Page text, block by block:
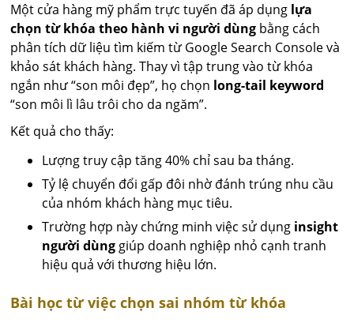
Một cửa hàng mỹ phẩm trực tuyến đã áp dụng lựa
chọn từ khóa theo hành vi người dùng bằng cách
phân tích dữ liệu tìm kiếm từ Google Search Console và
khảo sát khách hàng. Thay vì tập trung vào từ khóa
ngắn như “son môi đẹp”, họ chọn long-tail keyword
“son môi lì lâu trôi cho da ngăm”.
Kết quả cho thấy:
Lượng truy cập tăng 40% chỉ sau ba tháng.
Tỷ lệ chuyển đổi gấp đôi nhờ đánh trúng nhu cầu
của nhóm khách hàng mục tiêu.
Trường hợp này chứng minh việc sử dụng insight
người dùng giúp doanh nghiệp nhỏ cạnh tranh
hiệu quả với thương hiệu lớn.
Bài học từ việc chọn sai nhóm từ khóa